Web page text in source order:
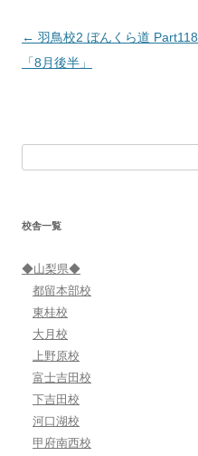
投
稿
← 羽鳥校2 ぼんくら道 Part118
「8月後半」
索:
校舎一覧
◆山梨県◆
都留本部校
東桂校
大月校
上野原校
富士吉田校
下吉田校
河口湖校
甲府南西校